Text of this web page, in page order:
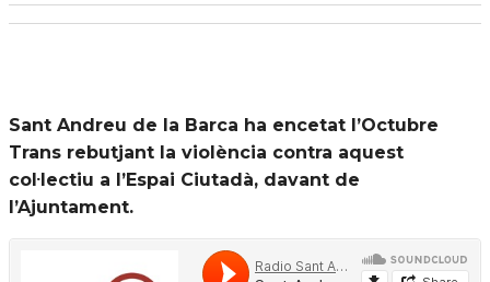
Sant Andreu de la Barca ha encetat l’Octubre
Trans rebutjant la violència contra aquest
col·lectiu a l’Espai Ciutadà, davant de
l’Ajuntament.